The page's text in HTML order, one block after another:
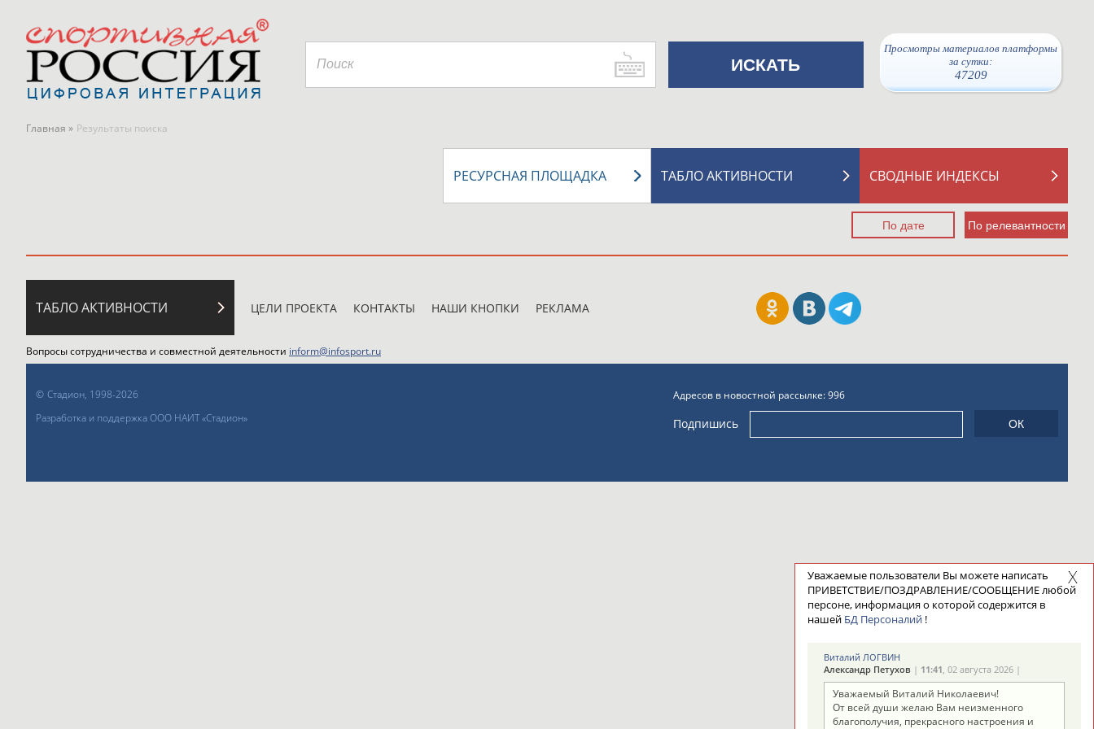
Просмотры материалов платформы
за сутки:
47209
Главная » Результаты поиска
СВОДНЫЕ ИНДЕКСЫ
ТАБЛО АКТИВНОСТИ
РЕСУРСНАЯ ПЛОЩАДКА
ТАБЛО АКТИВНОСТИ ЦЕЛИ ПРОЕКТА КОНТАКТЫ НАШИ КНОПКИ РЕКЛАМА
Вопросы сотрудничества и совместной деятельности inform@infosport.ru
© Стадион, 1998-2026
Разработка и поддержка ООО НАИТ «Стадион»
Адресов в новостной рассылке: 996
Подпишись
Уважаемые пользователи Вы можете написать
ПРИВЕТСТВИЕ/ПОЗДРАВЛЕНИЕ/СООБЩЕНИЕ любой
персоне, информация о которой содержится в
нашей БД Персоналий !
Виталий ЛОГВИН
Александр Петухов | 11:41, 02 августа 2026 |
Уважаемый Виталий Николаевич!
От всей души желаю Вам неизменного
благополучия, прекрасного настроения и